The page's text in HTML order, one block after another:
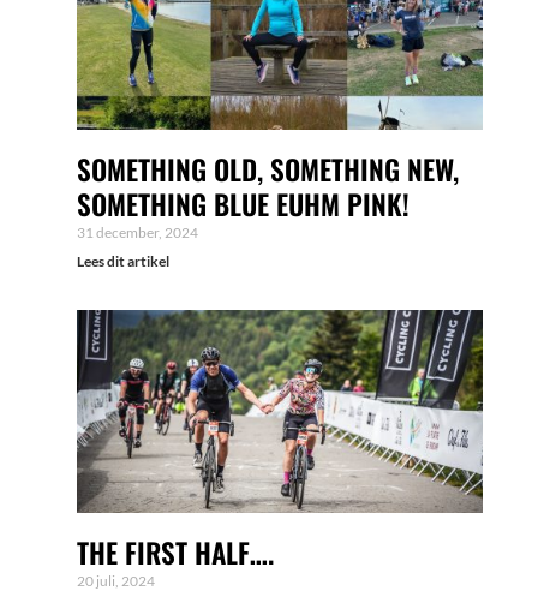
SOMETHING OLD, SOMETHING NEW,
SOMETHING BLUE EUHM PINK!
31 december, 2024
Lees dit artikel
THE FIRST HALF….
20 juli, 2024